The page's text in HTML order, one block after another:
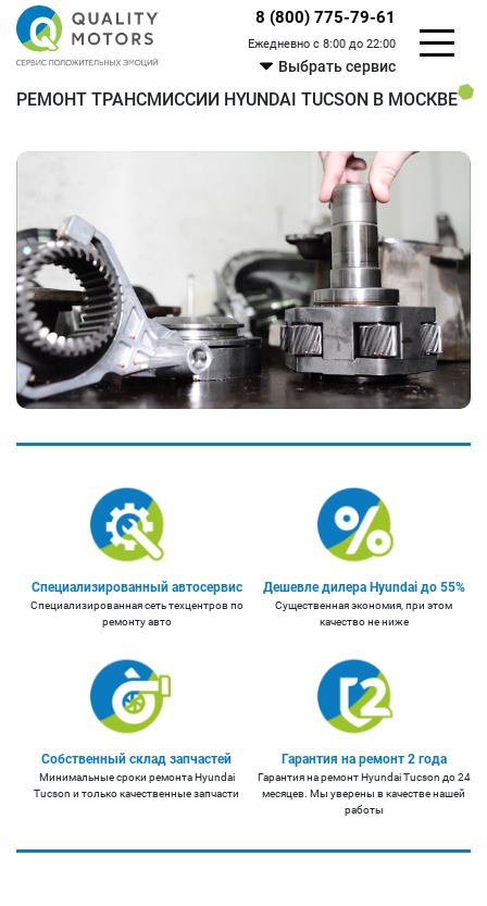
8 (800) 775-79-61
Ежедневно с 8:00 до 22:00
Выбрать сервис
РЕМОНТ ТРАНСМИССИИ HYUNDAI TUCSON В МОСКВЕ
Специализированный автосервис
Специализированная сеть техцентров по
ремонту авто
Дешевле дилера Hyundai до 55%
Существенная экономия, при этом
качество не ниже
Собственный склад запчастей
Минимальные сроки ремонта Hyundai
Tucson и только качественные запчасти
Гарантия на ремонт 2 года
Гарантия на ремонт Hyundai Tucson до 24
месяцев. Мы уверены в качестве нашей
работы